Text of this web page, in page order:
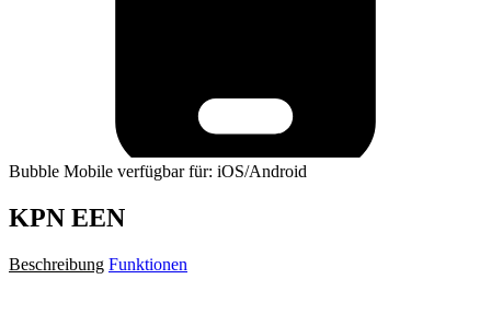
Bubble Mobile verfügbar für: iOS/Android
KPN EEN
Beschreibung Funktionen